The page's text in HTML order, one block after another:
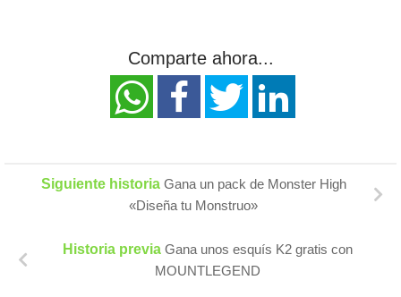
Comparte ahora...
Siguiente historia Gana un pack de Monster High
«Diseña tu Monstruo»
Historia previa Gana unos esquís K2 gratis con
MOUNTLEGEND